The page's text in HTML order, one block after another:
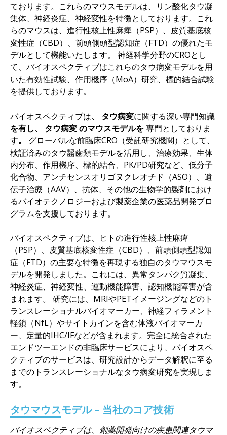
ております。これらのマウスモデルは、リン酸化タウ凝
集体、神経炎症、神経変性を特徴としております。これ
らのマウスは、進行性核上性麻痺（PSP）、皮質基底核
変性症（CBD）、前頭側頭型認知症（FTD）の優れたモ
デルとして機能いたします。 神経科学分野のCROとし
て、バイオスペクティブはこれらのタウ病変モデルを用
いた有効性試験、作用機序（MoA）研究、標的結合試験
を提供しております。
バイオスペクティブは、 タウ病変に関する深い専門知識
を有し、 タウ病変のマウスモデルを専門としておりま
す。 グローバルな前臨床CRO（受託研究機関）として、
検証済みのタウ齧歯類モデルを活用し、治療効果、生体
内分布、作用機序、標的結合、PK/PD研究など、低分子
化合物、アンチセンスオリゴヌクレオチド（ASO）、遺
伝子治療（AAV）、抗体、その他の生物学的製剤におけ
るバイオテクノロジーおよび製薬企業の医薬品開発プロ
グラムを支援しております。
バイオスペクティブは、ヒトの進行性核上性麻痺
（PSP）、皮質基底核変性症（CBD）、前頭側頭型認知
症（FTD）の主要な特徴を再現する独自のタウマウスモ
デルを開発しました。これには、異常タンパク質凝集、
神経炎症、神経変性、運動機能障害、認知機能障害が含
まれます。 研究には、MRIやPETイメージングなどのト
ランスレーショナルバイオマーカー、神経フィラメント
軽鎖（NfL）やサイトカインを含む体液バイオマーカ
ー、定量的IHC/IFなどが含まれます。完全に統合された
エンドツーエンドの非臨床サービスにより、バイオスペ
クティブのサービスは、研究設計からデータ解釈に至る
までのトランスレーショナルなタウ病変研究を実現しま
す。
タウマウスモデル – 当社のコア技術
バイオスペクティブは、創薬開発向けの疾患関連タウマ